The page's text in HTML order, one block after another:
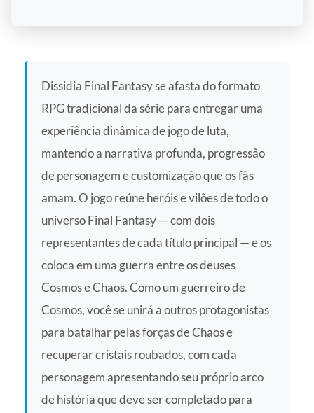
Dissidia Final Fantasy se afasta do formato
RPG tradicional da série para entregar uma
experiência dinâmica de jogo de luta,
mantendo a narrativa profunda, progressão
de personagem e customização que os fãs
amam. O jogo reúne heróis e vilões de todo o
universo Final Fantasy — com dois
representantes de cada título principal — e os
coloca em uma guerra entre os deuses
Cosmos e Chaos. Como um guerreiro de
Cosmos, você se unirá a outros protagonistas
para batalhar pelas forças de Chaos e
recuperar cristais roubados, com cada
personagem apresentando seu próprio arco
de história que deve ser completado para